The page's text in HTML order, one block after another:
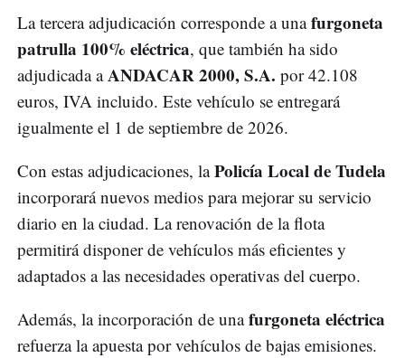
La tercera adjudicación corresponde a unafurgoneta
patrulla 100% eléctrica, que también ha sido
adjudicada aANDACAR 2000, S.A. por 42.108
euros, IVA incluido. Este vehículo se entregará
igualmente el 1 de septiembre de 2026.
Con estas adjudicaciones, laPolicía Local de Tudela
incorporará nuevos medios para mejorar su servicio
diario en la ciudad. La renovación de la flota
permitirá disponer de vehículos más eficientes y
adaptados a las necesidades operativas del cuerpo.
Además, la incorporación de unafurgoneta eléctrica
refuerza la apuesta por vehículos de bajas emisiones.